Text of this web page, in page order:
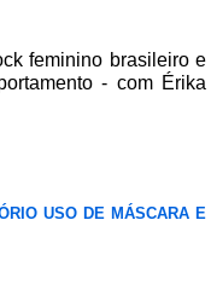
feminino brasileiro e
- com Érika
USO DE MÁSCARA E